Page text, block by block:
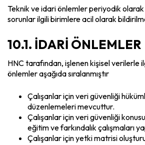
Teknik ve idari önlemler periyodik
sorunlar ilgili birimlere acil olarak
10.1. İDARİ ÖNLEMLER
HNC tarafından, işlenen kişisel verilerle
önlemler aşağıda sıralanmıştır
Çalışanlar için veri güvenliği
düzenlemeleri mevcuttur.
Çalışanlar için veri güvenliği
eğitim ve farkındalık çalışmaları
Çalışanlar için yetki matrisi